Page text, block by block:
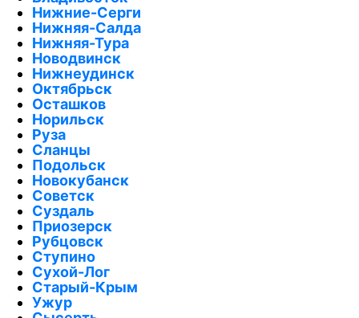
Нижние-Серги
Нижняя-Салда
Нижняя-Тура
Новодвинск
Нижнеудинск
Октябрьск
Осташков
Норильск
Руза
Сланцы
Подольск
Новокубанск
Советск
Суздаль
Приозерск
Рубцовск
Ступино
Сухой-Лог
Старый-Крым
Ужур